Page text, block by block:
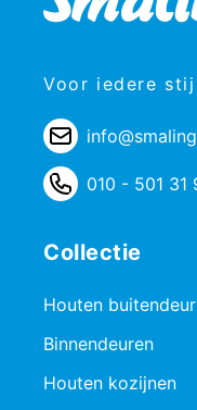
Voor iedere
010 - 501 31
Collectie
Houten buitendeur
Binnendeuren
Houten kozijnen